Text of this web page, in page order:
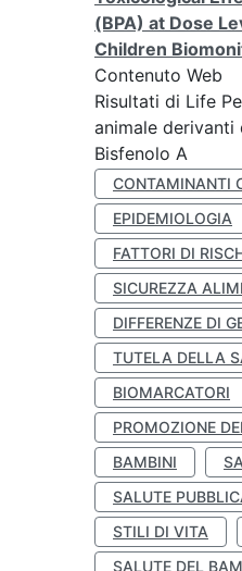
(BPA) at Dose
Children
Contenuto Web
Risultati di Life
animale derivanti
Bisfenolo A
CONTAMINANTI
EPIDEMIOLOGIA
FATTORI DI
SICUREZZA
DIFFERENZE DI
TUTELA DELLA
BIOMARCATORI
PROMOZIONE
BAMBINI
SALUTE
STILI DI VITA
SALUTE DEL